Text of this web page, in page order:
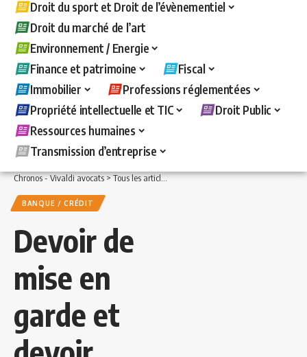
Droit du sport et Droit de l’évènementiel
Droit du marché de l’art
Environnement / Energie
Finance et patrimoine
Fiscal
Immobilier
Professions réglementées
Propriété intellectuelle et TIC
Droit Public
Ressources humaines
Transmission d’entreprise
Chronos - Vivaldi avocats>Tous les articles >Banque / Crédit>Devoir de mise
BANQUE / CRÉDIT
Devoir de
mise en
garde et